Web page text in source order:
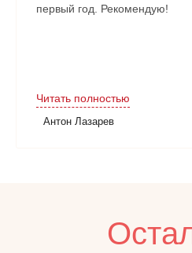
первый год. Рекомендую!
Читать полностью
Антон Лазарев